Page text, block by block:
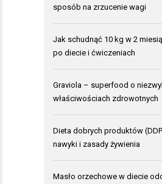
sposób na zrzucenie wagi
Jak schudnąć 10 kg w 2
po diecie i ćwiczeniach
Graviola – superfood o
właściwościach zdrowotnych
Dieta dobrych produktów
nawyki i zasady żywienia
Masło orzechowe w diecie